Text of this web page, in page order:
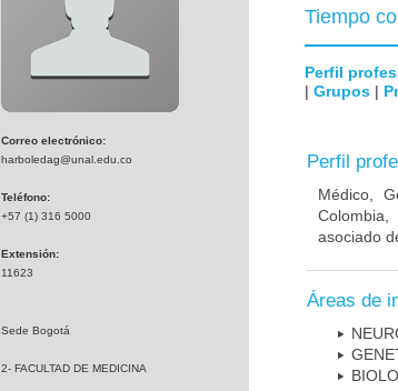
Correo electrónico:
harboledag@unal.edu.co
Teléfono:
+57 (1) 316 5000
Extensión:
11623
Sede Bogotá
2- FACULTAD DE MEDICINA
Tiempo
Perfil
| Grupos |
Perfil
Médico,
asociado
Áreas de